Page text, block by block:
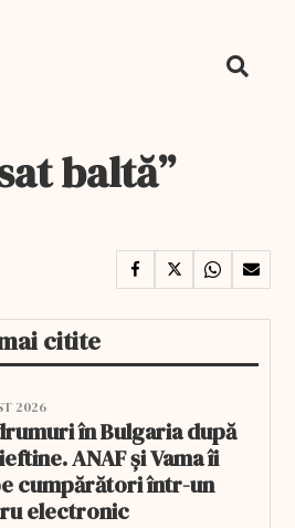
baltă”
citite
2026
în Bulgaria după
ANAF și Vama îi
cumpărători într-un
electronic